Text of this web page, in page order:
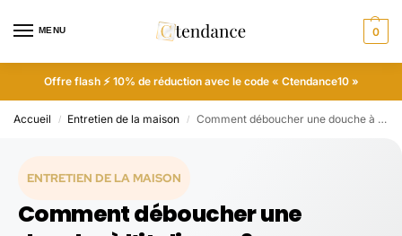
MENU 0
Offre flash ⚡ 10% de réduction avec le code « Ctendance10 »
Accueil / Entretien de la maison / Comment déboucher une douche à l’italienne ?
ENTRETIEN DE LA MAISON
Comment déboucher une